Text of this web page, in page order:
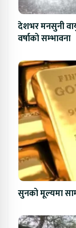
देशभर मनसुनी
वर्षाको सम्भावना
सुनको मूल्यमा